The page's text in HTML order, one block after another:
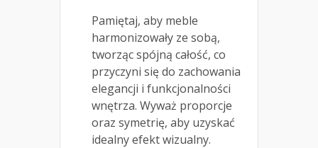
Pamiętaj, aby meble
harmonizowały ze sobą,
tworząc spójną całość, co
przyczyni się do zachowania
elegancji i funkcjonalności
wnętrza. Wyważ proporcje
oraz symetrię, aby uzyskać
idealny efekt wizualny.